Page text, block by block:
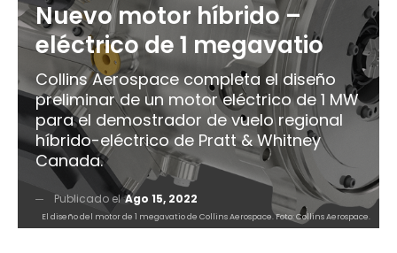
Nuevo motor híbrido –
eléctrico de 1 megavatio
Collins Aerospace completa el diseño
preliminar de un motor eléctrico de 1 MW
para el demostrador de vuelo regional
híbrido-eléctrico de Pratt & Whitney
Canada.
Publicado elAgo 15, 2022
El diseño del motor de 1 megavatio de Collins Aerospace. Foto: Collins Aerospace.